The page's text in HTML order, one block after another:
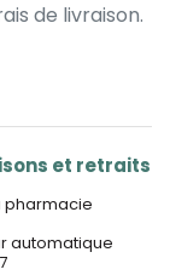
de livraison.
et retraits
pharmacie
automatique